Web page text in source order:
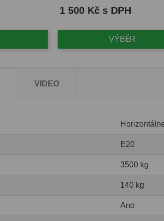
Cena
1 500 Kč s DPH
VÝBĚR
VIDEO
E20
3500 kg
140 kg
Ano